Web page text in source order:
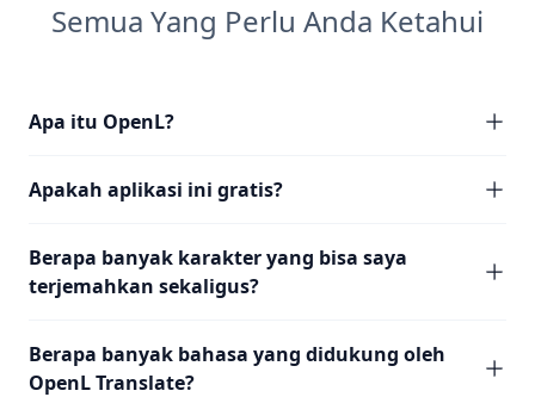
Semua Yang Perlu Anda Ketahui
Apa itu OpenL?
Apakah aplikasi ini gratis?
Berapa banyak karakter yang bisa saya
terjemahkan sekaligus?
Berapa banyak bahasa yang didukung oleh
OpenL Translate?